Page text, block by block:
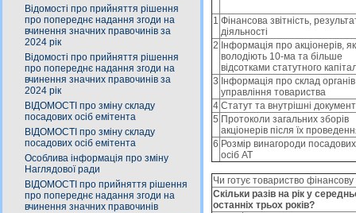
Відомості про прийняття рішення
про попереднє надання згоди на
вчинення значних правочинів за
2024 рік
Відомості про прийняття рішення
про попереднє надання згоди на
вчинення значних правочинів за
2024 рік
ВІДОМОСТІ про зміну складу
посадових осіб емітента
ВІДОМОСТІ про зміну складу
посадових осіб емітента
Особлива інформація про зміну
Наглядової ради
ВІДОМОСТІ про прийняття рішення
про попереднє надання згоди на
вчинення значних правочинів
1 Фінансова звітність,
діяльності
2 Інформація про акціонерів,
володіють 10-ма та більше
відсотками статутного
3 Інформація про склад органів
управління товариства
4 Статут та внутрішні
5 Протоколи загальних зборів
акціонерів після їх
6 Розмір винагороди посадових
осіб АТ
Чи готує товариство фінансову
Скільки разів на рік у
останніх трьох років?